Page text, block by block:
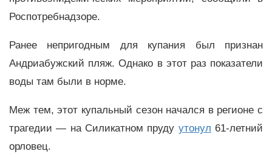
Роспотребнадзоре.
Ранее непригодным для купания был признан
Андриабужский пляж. Однако в этот раз показатели
воды там были в норме.
Меж тем, этот купальный сезон начался в регионе с
трагедии — на Силикатном пруду утонул 61-летний
орловец.